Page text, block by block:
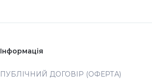
Інформація
ПУБЛІЧНИЙ ДОГОВІР (ОФЕРТА)